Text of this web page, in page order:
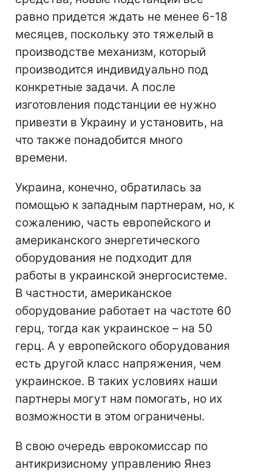
равно придется ждать не менее 6-18
месяцев, поскольку это тяжелый в
производстве механизм, который
производится индивидуально под
конкретные задачи. А после
изготовления подстанции ее нужно
привезти в Украину и установить, на
что также понадобится много
времени.
Украина, конечно, обратилась за
помощью к западным партнерам, но, к
сожалению, часть европейского и
американского энергетического
оборудования не подходит для
работы в украинской энергосистеме.
В частности, американское
оборудование работает на частоте 60
герц, тогда как украинское – на 50
герц. А у европейского оборудования
есть другой класс напряжения, чем
украинское. В таких условиях наши
партнеры могут нам помогать, но их
возможности в этом ограничены.
В свою очередь еврокомиссар по
антикризисному управлению Янез